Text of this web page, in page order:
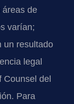
áreas de
varían;
un resultado
legal
Counsel del
Para